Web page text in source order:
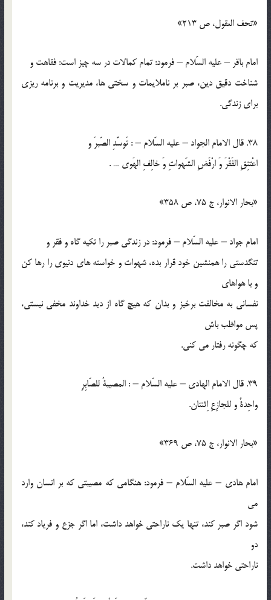
«تحف العقول، ص 213»
امام باقر – عليه السّلام – فرمود: تمام كمالات در سه چيز است: فقاهت و
شناخت دقيق دين، صبر بر ناملايمات و سختي ها، مديريت و برنامه ريزي
براي زندگي.
38. قال الامام الجواد – عليه السّلام – : تَوسَّدِ الصّبرَ و
اعْتنِقِ الفَقْرَ وَ ارْفَضِ الشّهواتِ وَ خالِفِ الهَوي … .
«بحار الانوار، ج 75، ص 358»
امام جواد – عليه السّلام – فرمود: در زندگي صبر را تكيه گاه و فقر و
تنگدستي را همنشين خود قرار بده، شهوات و خواسته هاي دنيوي را رها كن
و با هواهاي
نفساني به مخالفت برخيز و بدان كه هيچ گاه از ديد خداوند مخفي نيستي،
پس مواظب باش
كه چگونه رفتار مي كني.
39. قال الامام الهادي – عليه السّلام – : المصيبةُ للصّابِرِ
واحِدةٌ و للجازِعِ اِثنتان.
«بحار الانوار، ج 75، ص 369»
امام هادي – عليه السّلام – فرمود: هنگامي که مصيبتي كه بر انسان وارد
مي
شود اگر صبر كند، تنها يك ناراحتي خواهد داشت، اما اگر جزع و فرياد كند،
دو
ناراحتي خواهد داشت.